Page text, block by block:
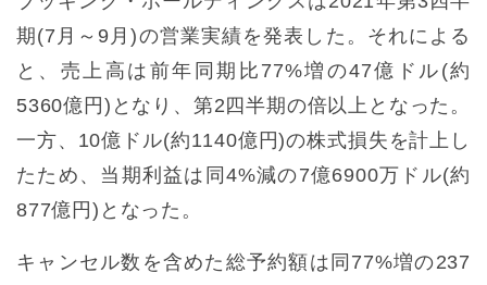
期(7月～9月)の営業実績を発表した。それによる
と、売上高は前年同期比77%増の47億ドル(約
5360億円)となり、第2四半期の倍以上となった。
一方、10億ドル(約1140億円)の株式損失を計上し
たため、当期利益は同4%減の7億6900万ドル(約
877億円)となった。
キャンセル数を含めた総予約額は同77%増の237